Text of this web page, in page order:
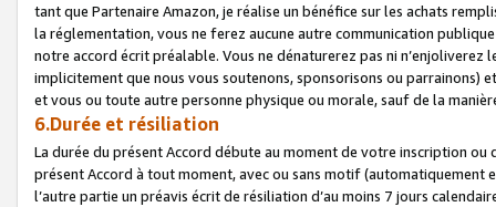
tant que Partenaire Amazon, je réalise un bénéfice sur les achats
la réglementation, vous ne ferez aucune autre communication
notre accord écrit préalable. Vous ne dénaturerez pas ni
implicitement que nous vous soutenons, sponsorisons ou parrainons)
et vous ou toute autre personne physique ou morale, sauf de la
6.Durée et résiliation
La durée du présent Accord débute au moment de votre inscription
présent Accord à tout moment, avec ou sans motif (automatiquement
l’autre partie un préavis écrit de résiliation d’au moins 7 jours